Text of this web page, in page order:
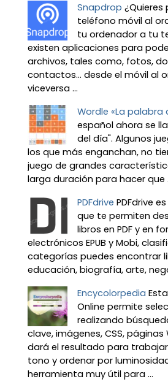
Snapdrop
teléfono móvil al
tu ordenador a tu
existen aplicaciones para
archivos, tales como, fotos,
contactos… desde el móvil al
viceversa ...
Wordle «La palabra
español ahora se
del día". Algunos
los que más enganchan, no
juego de grandes
larga duración para hacer que
PDFdrive PDFdrive
que te permiten
libros en PDF y en
electrónicos EPUB y Mobi,
categorías puedes encontrar
educación, biografía, arte,
Encycolorpedia
Online permite
realizando
clave, imágenes, CSS, páginas
dará el resultado para
tono y ordenar por
herramienta muy útil para ...